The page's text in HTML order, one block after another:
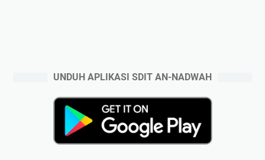
UNDUH APLIKASI SDIT AN-NADWAH